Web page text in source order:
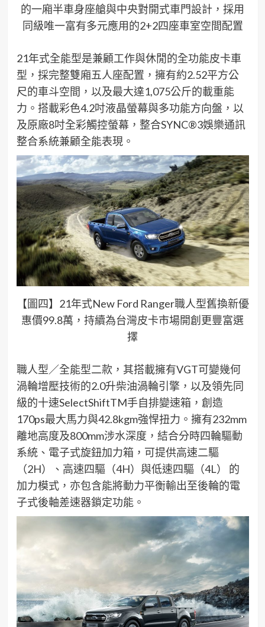
的一廂半車身座艙與中央對開式車門設計，採用
同級唯一富有多元應用的2+2四座車室空間配置
21年式全能型是兼顧工作與休閒的全功能皮卡車
型，採完整雙廂五人座配置，擁有約2.52平方公
尺的車斗空間，以及最大達1,075公斤的載重能
力。搭載彩色4.2吋液晶螢幕與多功能方向盤，以
及原廠8吋全彩觸控螢幕，整合SYNC®3娛樂通訊
整合系統兼顧全能表現。
【圖四】21年式New Ford Ranger職人型舊換新優
惠價99.8萬，持續為台灣皮卡市場開創更豐富選
擇
職人型／全能型二款，其搭載擁有VGT可變幾何
渦輪增壓技術的2.0升柴油渦輪引擎，以及領先同
級的十速SelectShiftTM手自排變速箱，創造
170ps最大馬力與42.8kgm強悍扭力。擁有232mm
離地高度及800mm涉水深度，結合分時四輪驅動
系統、電子式旋鈕加力箱，可提供高速二驅
（2H）、高速四驅（4H）與低速四驅（4L） 的
加力模式，亦包含能將動力平衡輸出至後輪的電
子式後軸差速器鎖定功能。